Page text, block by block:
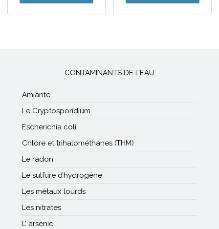
CONTAMINANTS DE L’EAU
Amiante
Le Cryptosporidium
Escherichia coli
Chlore et trihalométhanes (THM)
Le radon
Le sulfure d’hydrogène
Les métaux lourds
Les nitrates
L’ arsenic